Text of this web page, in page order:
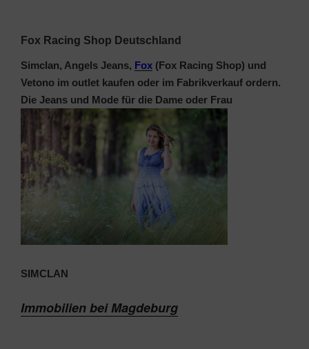
Fox Racing Shop Deutschland
Simclan, Angels Jeans, Fox (Fox Racing Shop) und
Vetono im outlet kaufen oder im Fabrikverkauf ordern.
Die Jeans und Mode für die Dame oder Frau
SIMCLAN
Immobilien bei Magdeburg